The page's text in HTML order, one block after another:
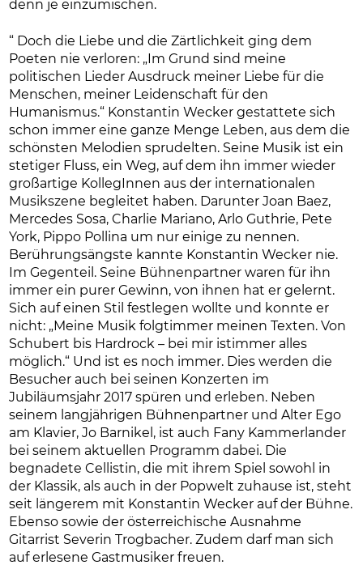
denn je einzumischen.
“ Doch die Liebe und die Zärtlichkeit ging dem
Poeten nie verloren: „Im Grund sind meine
politischen Lieder Ausdruck meiner Liebe für die
Menschen, meiner Leidenschaft für den
Humanismus.“ Konstantin Wecker gestattete sich
schon immer eine ganze Menge Leben, aus dem die
schönsten Melodien sprudelten. Seine Musik ist ein
stetiger Fluss, ein Weg, auf dem ihn immer wieder
großartige KollegInnen aus der internationalen
Musikszene begleitet haben. Darunter Joan Baez,
Mercedes Sosa, Charlie Mariano, Arlo Guthrie, Pete
York, Pippo Pollina um nur einige zu nennen.
Berührungsängste kannte Konstantin Wecker nie.
Im Gegenteil. Seine Bühnenpartner waren für ihn
immer ein purer Gewinn, von ihnen hat er gelernt.
Sich auf einen Stil festlegen wollte und konnte er
nicht: „Meine Musik folgtimmer meinen Texten. Von
Schubert bis Hardrock – bei mir istimmer alles
möglich.“ Und ist es noch immer. Dies werden die
Besucher auch bei seinen Konzerten im
Jubiläumsjahr 2017 spüren und erleben. Neben
seinem langjährigen Bühnenpartner und Alter Ego
am Klavier, Jo Barnikel, ist auch Fany Kammerlander
bei seinem aktuellen Programm dabei. Die
begnadete Cellistin, die mit ihrem Spiel sowohl in
der Klassik, als auch in der Popwelt zuhause ist, steht
seit längerem mit Konstantin Wecker auf der Bühne.
Ebenso sowie der österreichische Ausnahme
Gitarrist Severin Trogbacher. Zudem darf man sich
auf erlesene Gastmusiker freuen.